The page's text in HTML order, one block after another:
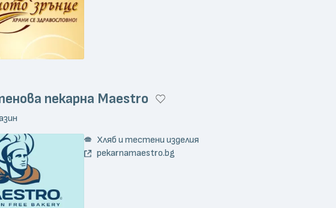
пекарна Maestro
Хляб и тестени изделия
pekarnamaestro.bg